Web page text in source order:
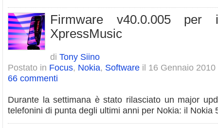
Firmware v40.0.005
XpressMusic
di Tony Siino
Postato in Focus, Nokia, Software il 16 Gennaio 2010
66 commenti
Durante la settimana è stato rilasciato un major
telefonini di punta degli ultimi anni per Nokia: il Nokia